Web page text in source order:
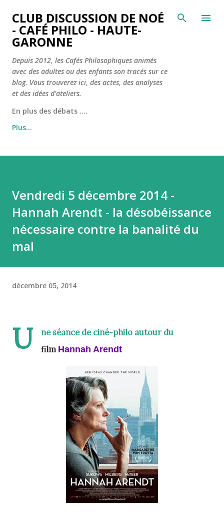
Accéder au contenu principal
CLUB DISCUSSION DE NOÉ
- CAFÉ PHILO - HAUTE-
GARONNE
Depuis 2012, les Cafés Philosophiques animés
avec des adultes ou des enfants son tracés sur ce
blog. Vous trouverez ici, des actes, des analyses
et des idées d'ateliers.
En plus des débats ....
Plus…
Vendredi 5 décembre 2014 -
Hannah Arendt - la désobéissance
nécessaire contre la banalité du
mal
décembre 05, 2014
U
ne séance de ciné-philo autour du
film Hannah Arendt